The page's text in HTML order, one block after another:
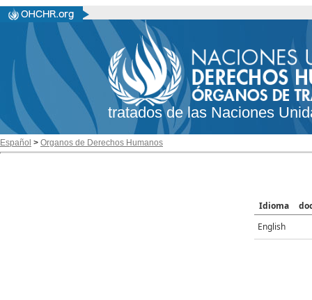
tratados de las Naciones
Español > Organos de Derechos Humanos
Idioma
English